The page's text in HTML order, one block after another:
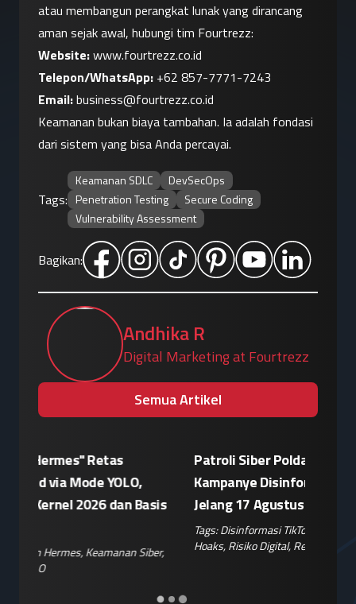
atau membangun perangkat lunak yang dirancang
aman sejak awal, hubungi tim Fourtrezz:
Website:www.fourtrezz.co.id
Telepon/WhatsApp: +62 857-7771-7243
Email:business@fourtrezz.co.id
Keamanan bukan biaya tambahan. Ia adalah fondasi
dari sistem yang bisa Anda percayai.
Tags:
Keamanan SDLC
DevSecOps
Penetration Testing
Secure Coding
Vulnerability Assessment
Bagikan:
Andhika R
Digital Marketing at Fourtrezz
Semua Artikel
Patroli Siber Polda Metro Jaya Netralisir
Kampanye Disinformasi Hoaks di TikTok
Jelang 17 Agustus
Patroli Siber,Penanganan
Hoaks
Risiko Digital Reputasi Merek